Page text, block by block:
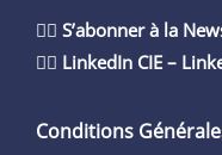
👉🏻 S’abonner à la
👉🏻 LinkedIn CIE –
Conditions